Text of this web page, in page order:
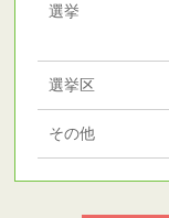
選挙
選挙区
その他